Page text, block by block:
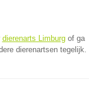
dierenarts Limburgof ga
dierenartsen tegelijk.